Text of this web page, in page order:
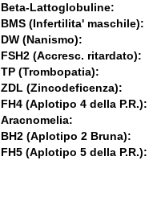
Beta-Lattoglobuline:
BMS (Infertilita' maschile):
DW (Nanismo):
FSH2 (Accresc. ritardato):
TP (Trombopatia):
ZDL (Zincodeficenza):
FH4 (Aplotipo 4 della P.R.):
Aracnomelia:
BH2 (Aplotipo 2 Bruna):
FH5 (Aplotipo 5 della P.R.):